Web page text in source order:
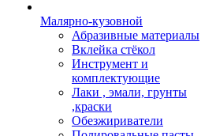
Малярно-кузовной
Абразивные материалы
Вклейка стёкол
Инструмент и
комплектующие
Лаки , эмали, грунты
,краски
Обезжириватели